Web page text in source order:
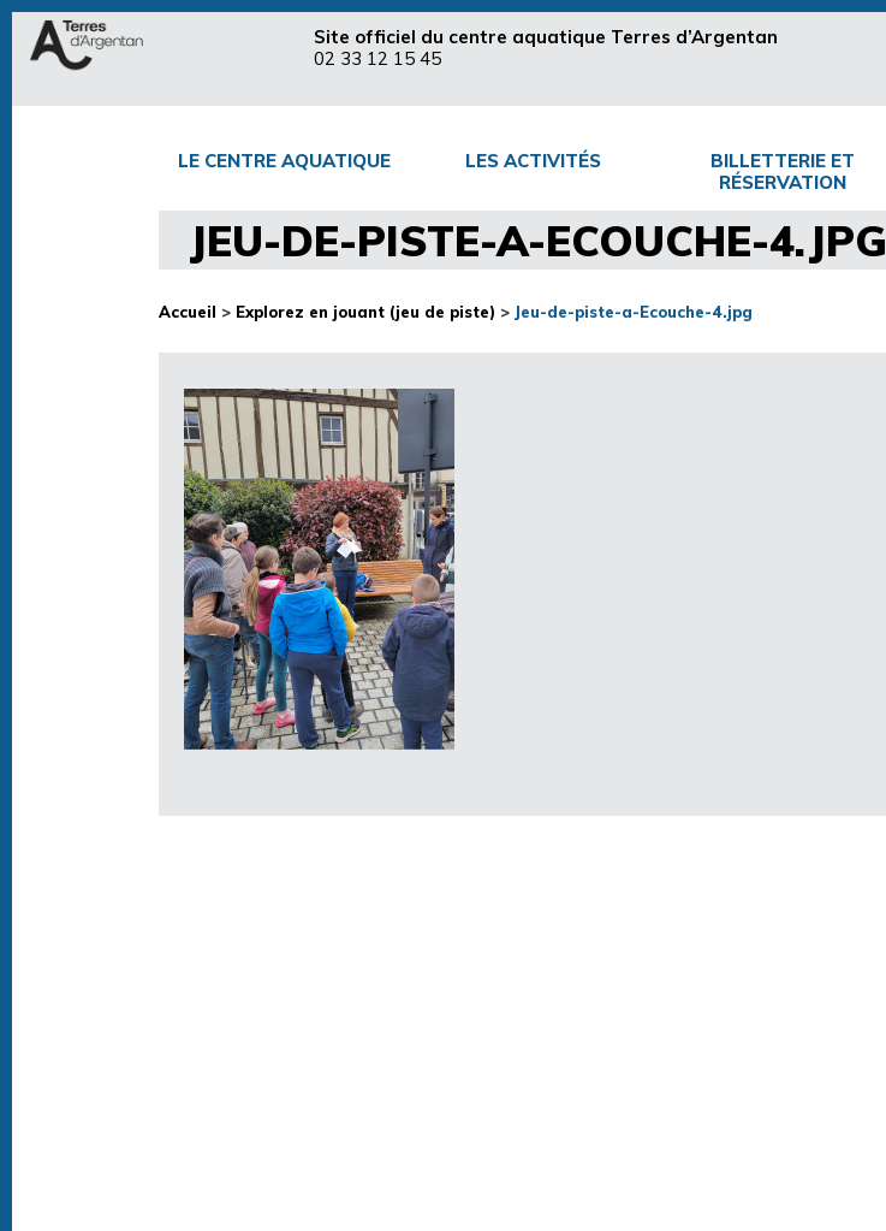
Site officiel du centre aquatique Terres d’Argentan
02 33 12 15 45
LE CENTRE AQUATIQUE LES ACTIVITÉS
BILLETTERIE ET
RÉSERVATION
JEU-DE-PISTE-A-ECOUCHE-4.JPG
Accueil > Explorez en jouant (jeu de piste) > Jeu-de-piste-a-Ecouche-4.jpg